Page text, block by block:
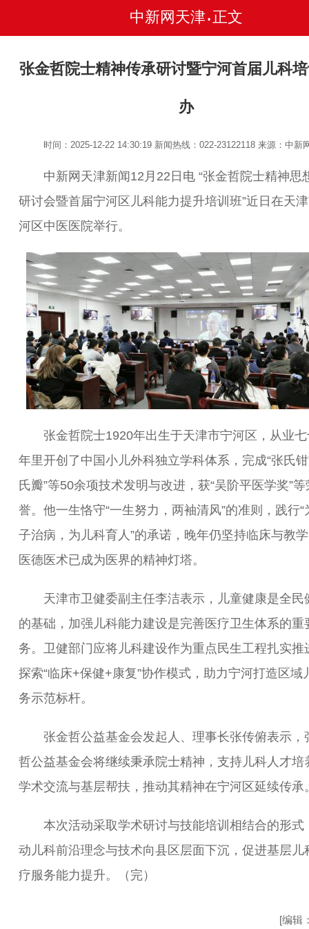
中新网天津 • 正文
张金哲院士精神传承研讨暨宁河首届儿科
办
时间：2025-12-22 14:30:19 新闻热线：022-23122118来源：中新
中新网天津新闻12月22日电 “张金哲院士精神思
研讨会暨首届宁河区儿科能力提升培训班”近日在天
河区中医医院举行。
张金哲院士1920年出生于天津市宁河区，从业七
年里开创了中国小儿外科独立学科体系，完成“张氏钳
氏瓣”等50余项技术发明与改进，获“吴阶平医学奖”等
誉。他一生恪守“一生努力，两袖清风”的准则，践行“
子治病，为儿科育人”的承诺，晚年仍坚持临床与教
医德医术已成为医界的精神灯塔。
天津市卫健委副主任李洁表示，儿童健康是全民
的基础，加强儿科能力建设是完善医疗卫生体系的重
务。卫健部门应将儿科建设作为重点民生工程扎实推
探索“临床+保健+康复”协作模式，助力宁河打造区域
务示范标杆。
张金哲公益基金会发起人、理事长张传俯表示，
哲公益基金会将继续秉承院士精神，支持儿科人才培
学术交流与基层帮扶，推动其精神在宁河区延续传承
本次活动采取学术研讨与技能培训相结合的形式
动儿科前沿理念与技术向县区层面下沉，促进基层儿
疗服务能力提升。（完）
[编辑